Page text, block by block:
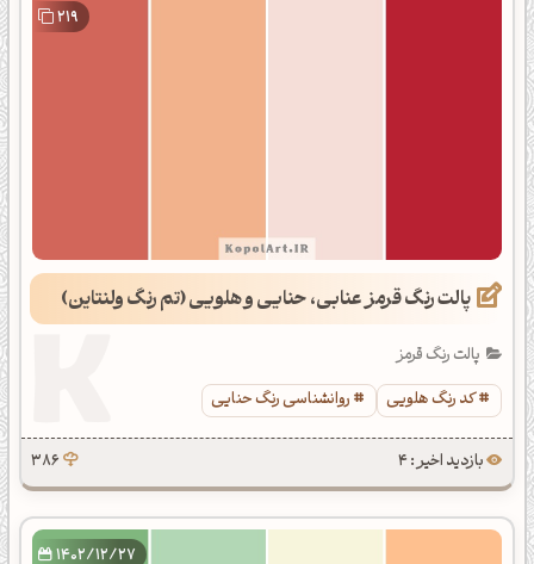
219
پالت رنگ قرمز عنابی، حنایی و هلویی (تم رنگ ولنتاین)
پالت رنگ قرمز
کد رنگ هلویی
روانشناسی رنگ حنایی
بازدید اخیر : 4 386
1402/12/27